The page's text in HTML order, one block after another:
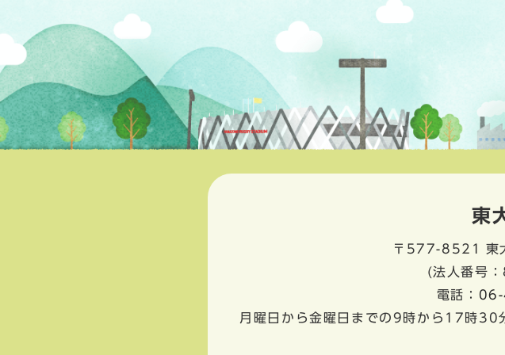
東
〒577-8521
東
(法人番号
電話：
月曜日から金曜日までの9時から17時30